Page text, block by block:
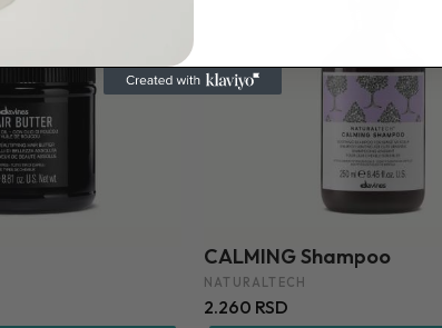
CALMING Shampoo
NATURALTECH
2.260 RSD